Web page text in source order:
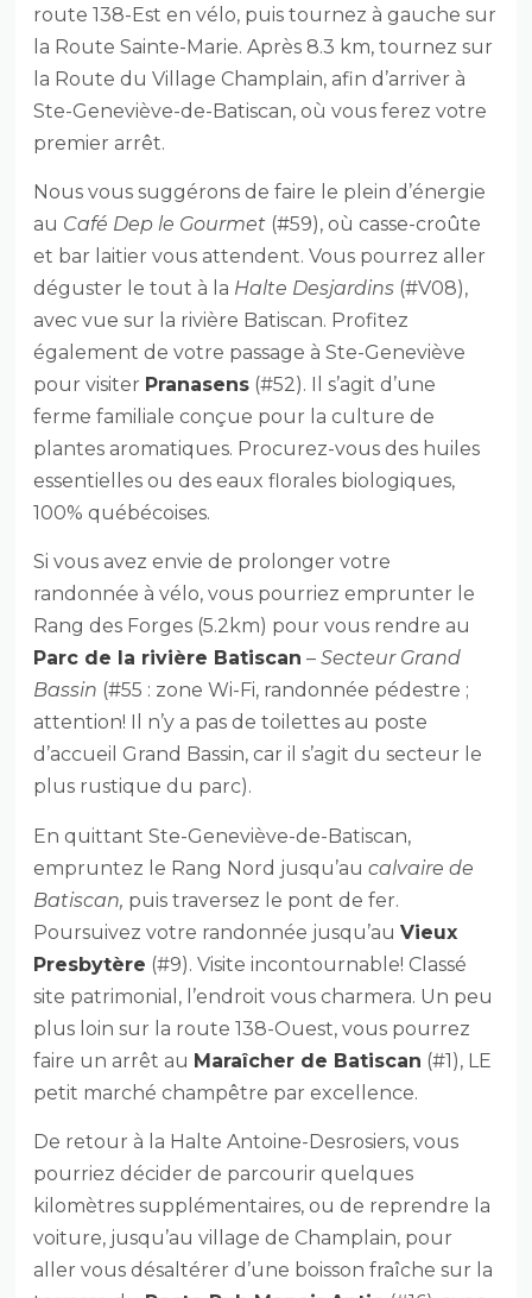
route 138-Est en vélo, puis tournez à gauche sur
la Route Sainte-Marie. Après 8.3 km, tournez sur
la Route du Village Champlain, afin d’arriver à
Ste-Geneviève-de-Batiscan, où vous ferez votre
premier arrêt.
Nous vous suggérons de faire le plein d’énergie
au Café Dep le Gourmet (#59), où casse-croûte
et bar laitier vous attendent. Vous pourrez aller
déguster le tout à la Halte Desjardins (#V08),
avec vue sur la rivière Batiscan. Profitez
également de votre passage à Ste-Geneviève
pour visiter Pranasens (#52). Il s’agit d’une
ferme familiale conçue pour la culture de
plantes aromatiques. Procurez-vous des huiles
essentielles ou des eaux florales biologiques,
100% québécoises.
Si vous avez envie de prolonger votre
randonnée à vélo, vous pourriez emprunter le
Rang des Forges (5.2km) pour vous rendre au
Parc de la rivière Batiscan –Secteur Grand
Bassin (#55 : zone Wi-Fi, randonnée pédestre ;
attention! Il n’y a pas de toilettes au poste
d’accueil Grand Bassin, car il s’agit du secteur le
plus rustique du parc).
En quittant Ste-Geneviève-de-Batiscan,
empruntez le Rang Nord jusqu’aucalvaire de
Batiscan, puis traversez le pont de fer.
Poursuivez votre randonnée jusqu’auVieux
Presbytère (#9). Visite incontournable! Classé
site patrimonial, l’endroit vous charmera. Un peu
plus loin sur la route 138-Ouest, vous pourrez
faire un arrêt au Maraîcher de Batiscan (#1), LE
petit marché champêtre par excellence.
De retour à la Halte Antoine-Desrosiers, vous
pourriez décider de parcourir quelques
kilomètres supplémentaires, ou de reprendre la
voiture, jusqu’au village de Champlain, pour
aller vous désaltérer d’une boisson fraîche sur la